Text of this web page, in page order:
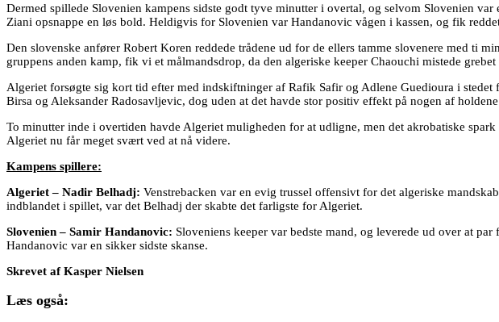
Dermed spillede Slovenien kampens sidste godt tyve minutter i overtal, og selvom Slovenien
Ziani opsnappe en løs bold. Heldigvis for Slovenien var Handanovic vågen i kassen, og fik
Den slovenske anfører Robert Koren reddede trådene ud for de ellers tamme slovenere med ti
gruppens anden kamp, fik vi et målmandsdrop, da den algeriske keeper Chaouchi mistede
Algeriet forsøgte sig kort tid efter med indskiftninger af Rafik Safir og Adlene Guedioura i
Birsa og Aleksander Radosavljevic, dog uden at det havde stor positiv effekt på nogen af
To minutter inde i overtiden havde Algeriet muligheden for at udligne, men det akrobatiske
Algeriet nu får meget svært ved at nå videre.
Kampens spillere:
Algeriet – Nadir Belhadj: Venstrebacken var en evig trussel offensivt for det algeriske
indblandet i spillet, var det Belhadj der skabte det farligste for Algeriet.
Slovenien – Samir Handanovic: Sloveniens keeper var bedste mand, og leverede ud over at
Handanovic var en sikker sidste skanse.
Skrevet af Kasper Nielsen
Læs også: